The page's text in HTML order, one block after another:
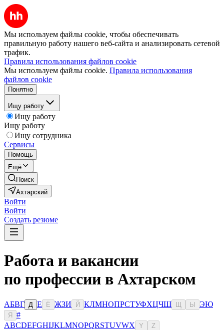
Мы используем файлы cookie, чтобы обеспечивать
правильную работу нашего веб-сайта и анализировать сетевой
трафик.
Правила использования файлов cookie
Мы используем файлы cookie. Правила использования
файлов cookie
Понятно
Ищу работу
Ищу работу
Ищу работу
Ищу сотрудника
Сервисы
Помощь
Ещё
Поиск
Ахтарский
Войти
Войти
Создать резюме
Работа и вакансии
по профессии в Ахтарском
АБВГ Д Е Ё ЖЗИ Й КЛМНОПРСТУФХЦЧШ Ы ЭЮ
Я
#
ABCDEFGHIJKLMNOPQRSTUVWX Y Z